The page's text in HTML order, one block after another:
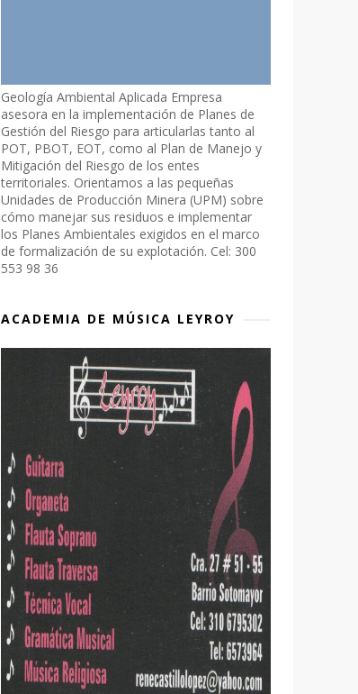
Geología Ambiental Aplicada Empresa
asesora en la implementación de Planes de
Gestión del Riesgo para articularlas tanto al
POT, PBOT, EOT, como al Plan de Manejo y
Mitigación del Riesgo de los entes
territoriales. Orientamos a las pequeñas
Unidades de Producción Minera (UPM) sobre
cómo manejar sus residuos e implementar
los Planes Ambientales exigidos en el marco
de formalización de su explotación. Cel: 300
553 98 36
ACADEMIA DE MÚSICA LEYROY